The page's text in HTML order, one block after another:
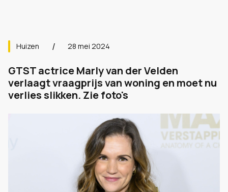
Huizen 28 mei 2024
GTST actrice Marly van der Velden
verlaagt vraagprijs van woning en moet nu
verlies slikken. Zie foto's